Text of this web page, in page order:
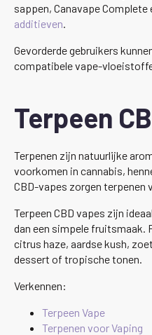
sappen, Canavape Complete
additieven.
Gevorderde gebruikers
compatibele vape-
Terpeen
Terpenen zijn natuurlijke
voorkomen in cannabis,
CBD-vapes zorgen terpenen
Terpeen CBD vapes zijn
dan een simpele fruitsmaak.
citrus haze, aardse kush,
dessert of tropische tonen.
Verkennen:
Terpeen Vape
Terpenen voor Vaping